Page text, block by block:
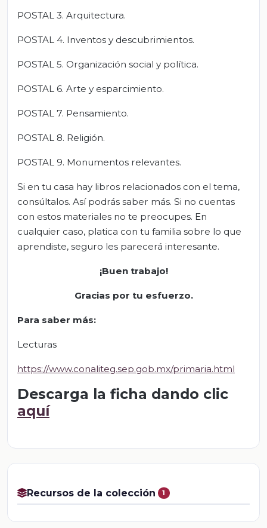
POSTAL 3. Arquitectura.
POSTAL 4. Inventos y descubrimientos.
POSTAL 5. Organización social y política.
POSTAL 6. Arte y esparcimiento.
POSTAL 7. Pensamiento.
POSTAL 8. Religión.
POSTAL 9. Monumentos relevantes.
Si en tu casa hay libros relacionados con el tema,
consúltalos. Así podrás saber más. Si no cuentas
con estos materiales no te preocupes. En
cualquier caso, platica con tu familia sobre lo que
aprendiste, seguro les parecerá interesante.
¡Buen trabajo!
Gracias por tu esfuerzo.
Para saber más:
Lecturas
https://www.conaliteg.sep.gob.mx/primaria.html
Descarga la ficha dando clic
aquí
Recursos de la colección 1